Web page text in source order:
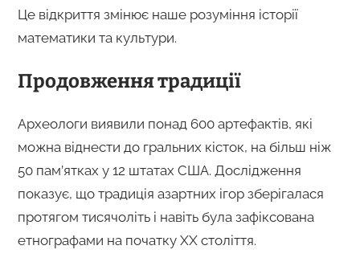
Це відкриття змінює наше розуміння історії
математики та культури.
Продовження традиції
Археологи виявили понад 600 артефактів, які
можна віднести до гральних кісток, на більш ніж
50 пам’ятках у 12 штатах США. Дослідження
показує, що традиція азартних ігор зберігалася
протягом тисячоліть і навіть була зафіксована
етнографами на початку ХХ століття.